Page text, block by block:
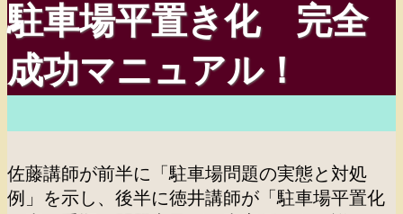
駐車場平置き化 完全
成功マニュアル！
佐藤講師が前半に「駐車場問題の実態と対処
例」を示し、後半に徳井講師が「駐車場平置化